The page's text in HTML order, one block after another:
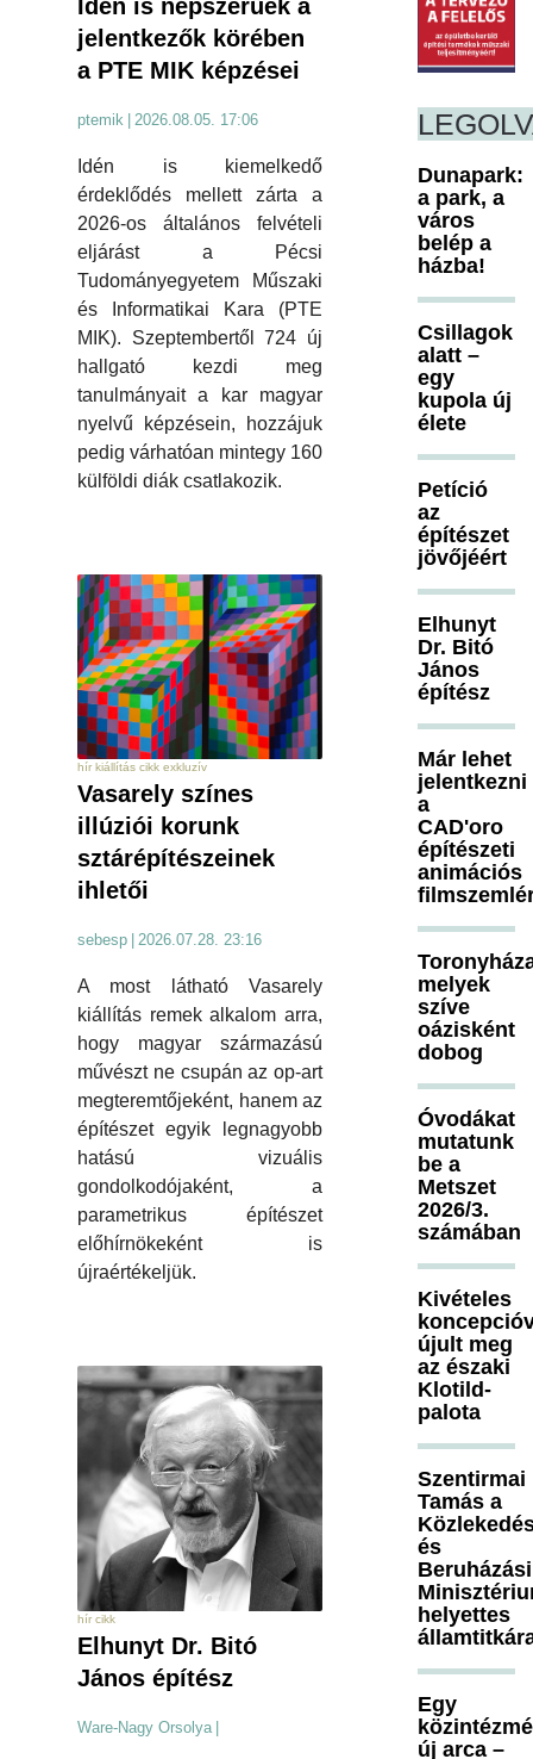
Idén is népszerűek a
jelentkezők körében
a PTE MIK képzései
ptemik 2026.08.05. 17:06
Idén is kiemelkedő
érdeklődés mellett zárta a
2026-os általános felvételi
eljárást a Pécsi
Tudományegyetem Műszaki
és Informatikai Kara (PTE
MIK). Szeptembertől 724 új
hallgató kezdi meg
tanulmányait a kar magyar
nyelvű képzésein, hozzájuk
pedig várhatóan mintegy 160
külföldi diák csatlakozik.
hír kiállítás cikk exkluzív
Vasarely színes
illúziói korunk
sztárépítészeinek
ihletői
sebesp | 2026.07.28. 23:16
A most látható Vasarely
kiállítás remek alkalom arra,
hogy magyar származású
művészt ne csupán az op-art
megteremtőjeként, hanem az
építészet egyik legnagyobb
hatású vizuális
gondolkodójaként, a
parametrikus építészet
előhírnökeként is
újraértékeljük.
hír cikk
Elhunyt Dr. Bitó
János építész
Ware-Nagy Orsolya |
Dunapark:
a park, a
város
belép a
házba!
Csillagok
alatt –
egy
kupola új
élete
Petíció
az
építészet
jövőjéért
Elhunyt
Dr. Bitó
János
építész
Már lehet
jelentkezni
a
CAD'oro
építészeti
animációs
melyek
szíve
oázisként
dobog
Óvodákat
mutatunk
be a
Metszet
2026/3.
számában
Kivételes
újult meg
az északi
Klotild-
palota
Szentirmai
Tamás a
és
Beruházási
helyettes
Egy
új arca –